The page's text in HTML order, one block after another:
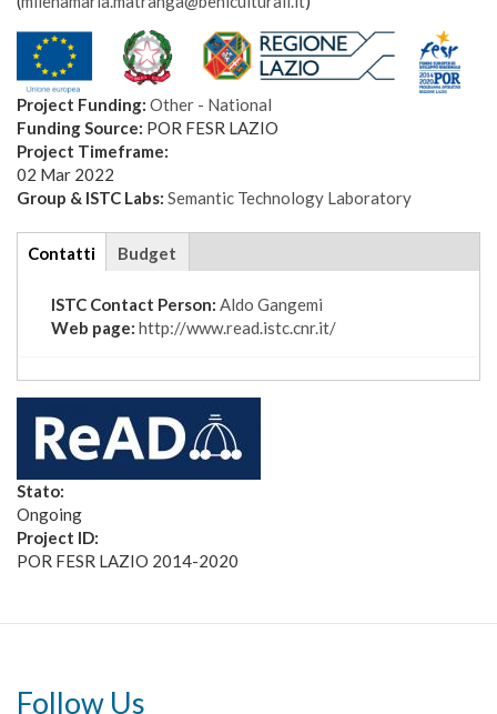
blocco_loghi_fesr-
1024x147.png
Project Funding: Other - National
Funding Source: POR FESR LAZIO
Project Timeframe:
02 Mar 2022
Group & ISTC Labs: Semantic Technology Laboratory
tabs
Contatti (scheda
attiva)
Budget
ISTC Contact Person: Aldo Gangemi
Web page: http://www.read.istc.cnr.it/
Stato:
Ongoing
Project ID:
POR FESR LAZIO 2014-2020
Follow Us